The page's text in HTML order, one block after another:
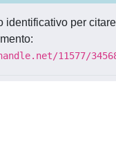
identificativo per
11577/